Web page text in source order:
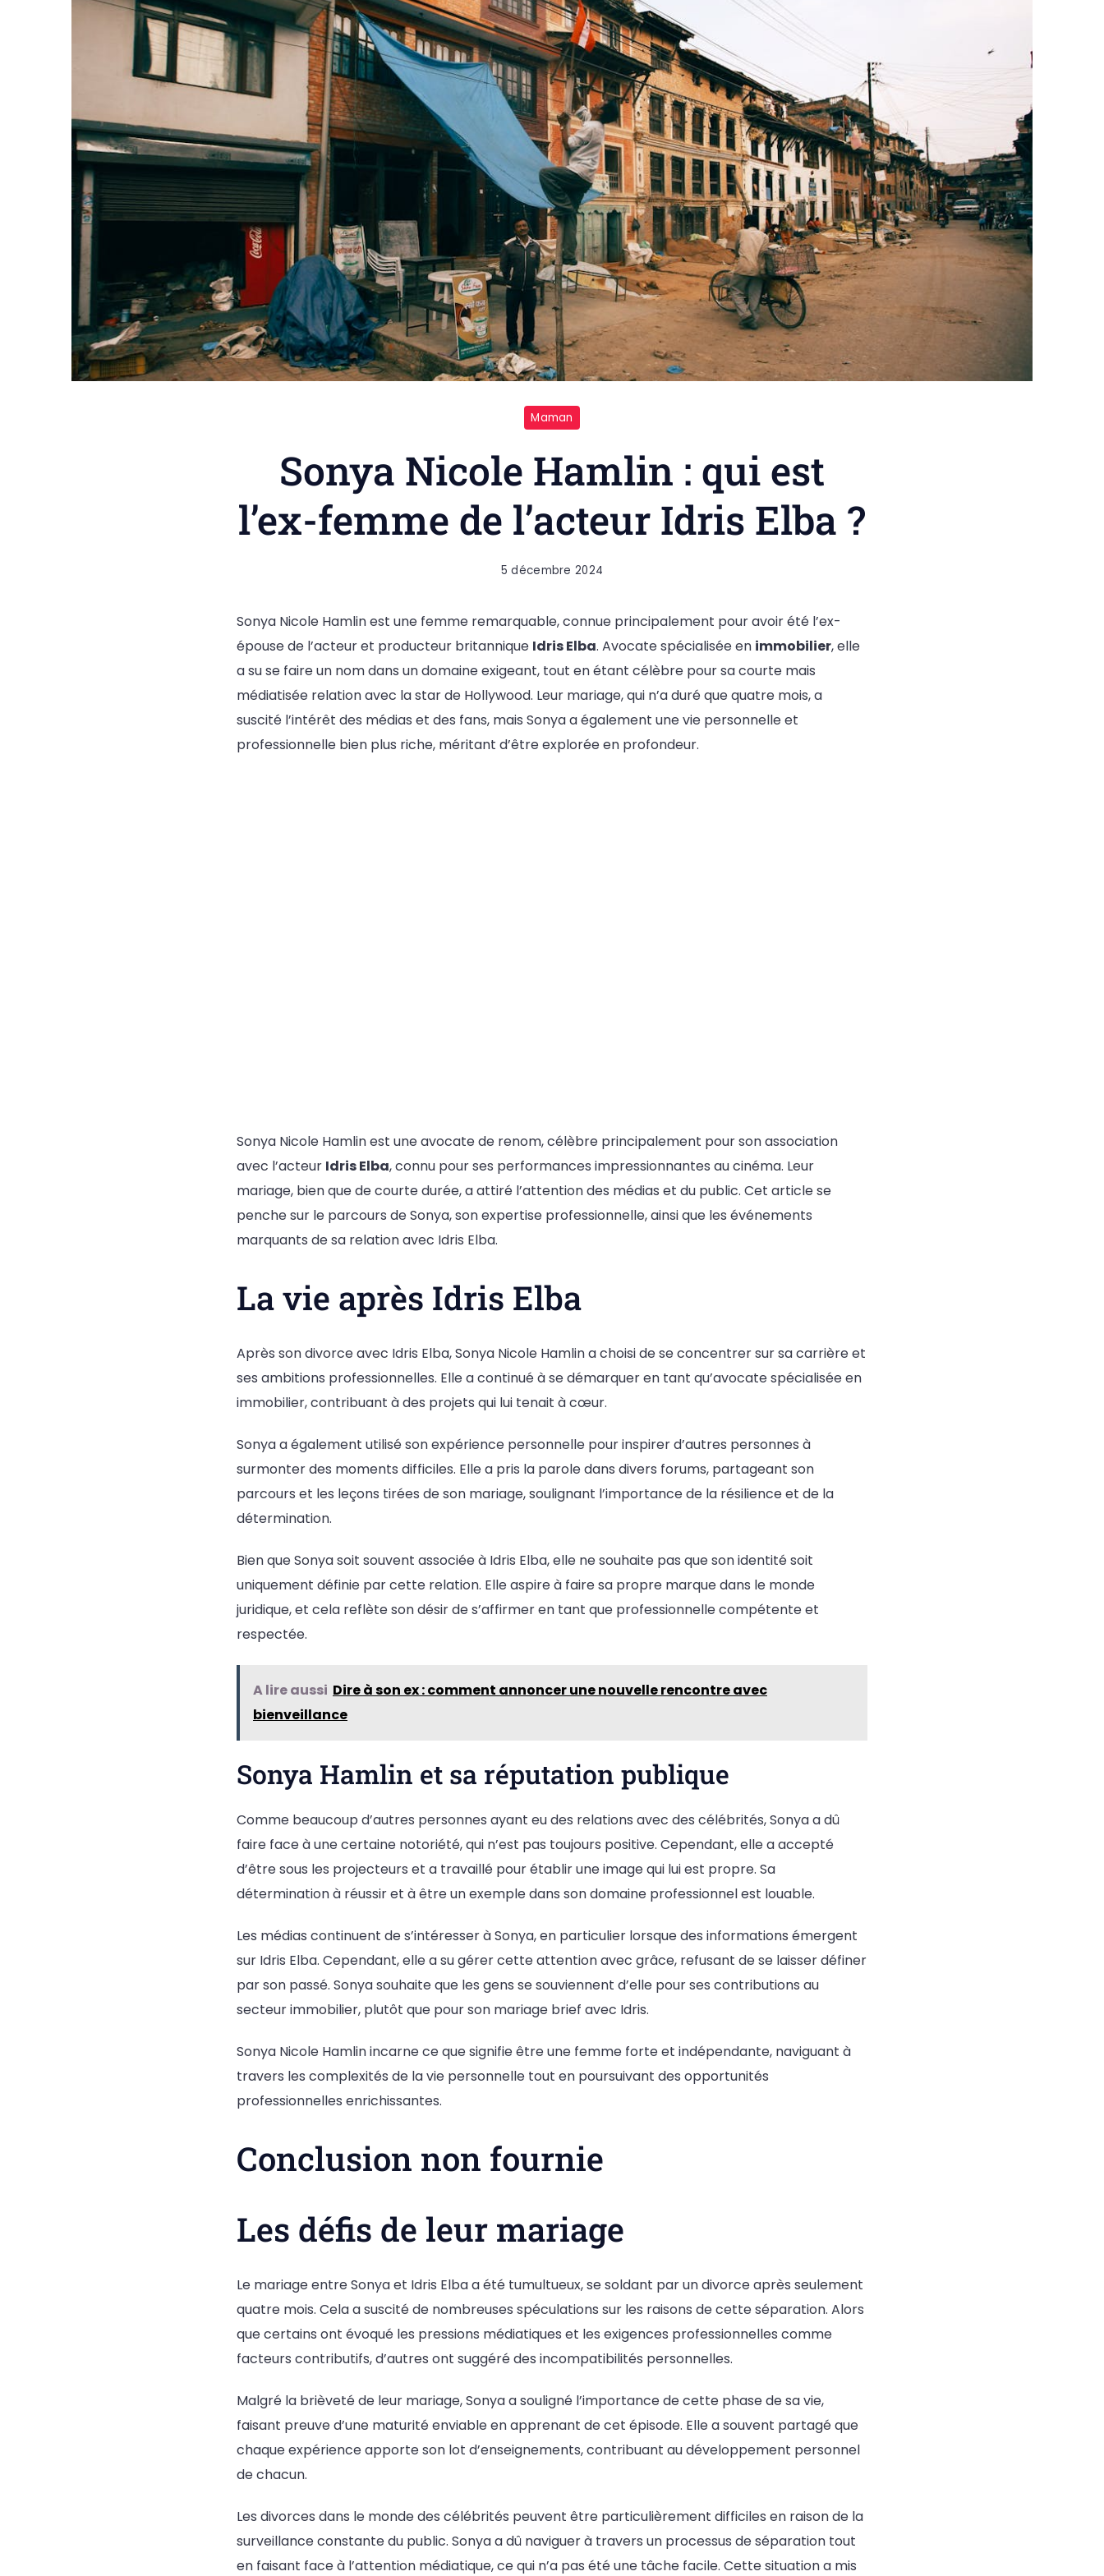
Maman
Sonya Nicole Hamlin : qui est
l’ex-femme de l’acteur Idris Elba ?
5 décembre 2024
Sonya Nicole Hamlin est une femme remarquable, connue principalement pour avoir été l’ex-
épouse de l’acteur et producteur britannique Idris Elba. Avocate spécialisée en immobilier, elle
a su se faire un nom dans un domaine exigeant, tout en étant célèbre pour sa courte mais
médiatisée relation avec la star de Hollywood. Leur mariage, qui n’a duré que quatre mois, a
suscité l’intérêt des médias et des fans, mais Sonya a également une vie personnelle et
professionnelle bien plus riche, méritant d’être explorée en profondeur.
Sonya Nicole Hamlin est une avocate de renom, célèbre principalement pour son association
avec l’acteur Idris Elba, connu pour ses performances impressionnantes au cinéma. Leur
mariage, bien que de courte durée, a attiré l’attention des médias et du public. Cet article se
penche sur le parcours de Sonya, son expertise professionnelle, ainsi que les événements
marquants de sa relation avec Idris Elba.
La vie après Idris Elba
Après son divorce avec Idris Elba, Sonya Nicole Hamlin a choisi de se concentrer sur sa carrière et
ses ambitions professionnelles. Elle a continué à se démarquer en tant qu’avocate spécialisée en
immobilier, contribuant à des projets qui lui tenait à cœur.
Sonya a également utilisé son expérience personnelle pour inspirer d’autres personnes à
surmonter des moments difficiles. Elle a pris la parole dans divers forums, partageant son
parcours et les leçons tirées de son mariage, soulignant l’importance de la résilience et de la
détermination.
Bien que Sonya soit souvent associée à Idris Elba, elle ne souhaite pas que son identité soit
uniquement définie par cette relation. Elle aspire à faire sa propre marque dans le monde
juridique, et cela reflète son désir de s’affirmer en tant que professionnelle compétente et
respectée.
A lire aussi Dire à son ex : comment annoncer une nouvelle rencontre avec
bienveillance
Sonya Hamlin et sa réputation publique
Comme beaucoup d’autres personnes ayant eu des relations avec des célébrités, Sonya a dû
faire face à une certaine notoriété, qui n’est pas toujours positive. Cependant, elle a accepté
d’être sous les projecteurs et a travaillé pour établir une image qui lui est propre. Sa
détermination à réussir et à être un exemple dans son domaine professionnel est louable.
Les médias continuent de s’intéresser à Sonya, en particulier lorsque des informations émergent
sur Idris Elba. Cependant, elle a su gérer cette attention avec grâce, refusant de se laisser définer
par son passé. Sonya souhaite que les gens se souviennent d’elle pour ses contributions au
secteur immobilier, plutôt que pour son mariage brief avec Idris.
Sonya Nicole Hamlin incarne ce que signifie être une femme forte et indépendante, naviguant à
travers les complexités de la vie personnelle tout en poursuivant des opportunités
professionnelles enrichissantes.
Conclusion non fournie
Les défis de leur mariage
Le mariage entre Sonya et Idris Elba a été tumultueux, se soldant par un divorce après seulement
quatre mois. Cela a suscité de nombreuses spéculations sur les raisons de cette séparation. Alors
que certains ont évoqué les pressions médiatiques et les exigences professionnelles comme
facteurs contributifs, d’autres ont suggéré des incompatibilités personnelles.
Malgré la brièveté de leur mariage, Sonya a souligné l’importance de cette phase de sa vie,
faisant preuve d’une maturité enviable en apprenant de cet épisode. Elle a souvent partagé que
chaque expérience apporte son lot d’enseignements, contribuant au développement personnel
de chacun.
Les divorces dans le monde des célébrités peuvent être particulièrement difficiles en raison de la
surveillance constante du public. Sonya a dû naviguer à travers un processus de séparation tout
en faisant face à l’attention médiatique, ce qui n’a pas été une tâche facile. Cette situation a mis